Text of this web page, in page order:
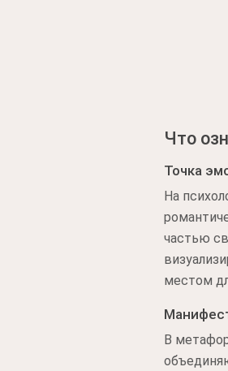
Что
Точка
На
частью
местом
В